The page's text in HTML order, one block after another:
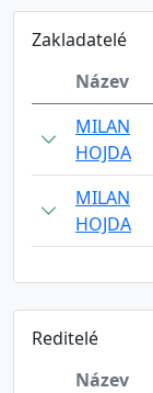
Zakladatelé
Název
MILAN
HOJDA
MILAN
HOJDA
Reditelé
Název